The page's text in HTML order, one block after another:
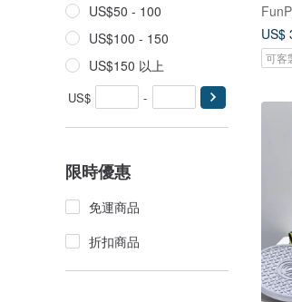
US$50 - 100
US$100 - 150
US$150 以上
US$ -
限時優惠
免運商品
折扣商品
US$
可客